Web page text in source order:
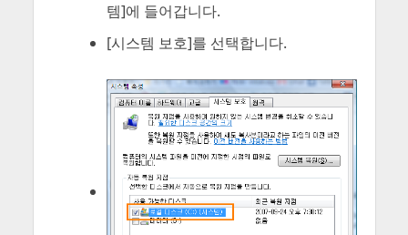
템]에 들어갑니다.
[시스템 보호]를 선택합니다.